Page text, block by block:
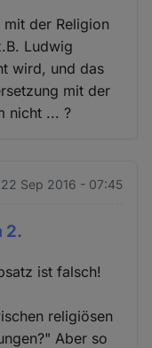
mit der Religion
Ludwig
wird, und das
mit der
nicht ... ?
22 Sep 2016 - 07:45
2.
ist falsch!
religiösen
Aber so